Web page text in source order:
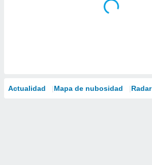
Actualidad Mapa de nubosidad